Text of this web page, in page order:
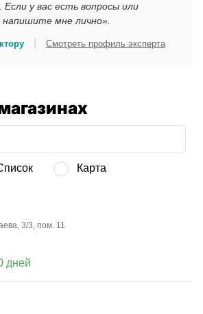
у вас есть вопросы или
мне лично».
Смотреть профиль эксперта
Карта
3/3, пом. 11
дней